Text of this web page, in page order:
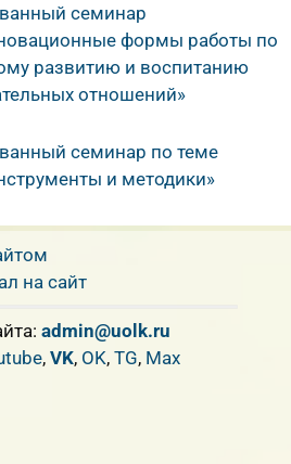
семинар
формы работы по
развитию и воспитанию
отношений»
семинар по теме
и методики»
на сайт
admin@uolk.ru
, VK, OK, TG, Max